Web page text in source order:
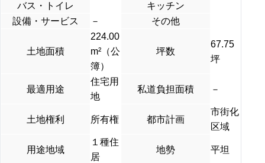
バス・トイレ
キッチン
設備・サービス
－ その他
土地面積
224.00
m²（公
簿）
坪数
67.75
坪
最適用途
住宅用
地
私道負担面積 －
土地権利 所有権 都市計画
市街化
区域
用途地域
１種住
居
地勢 平坦